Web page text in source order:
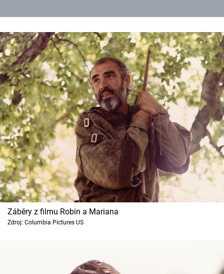
Záběry z filmu Robin a Mariana
Zdroj: Columbia Pictures US